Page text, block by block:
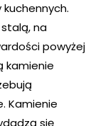
na
powyżej
kamienie
Kamienie